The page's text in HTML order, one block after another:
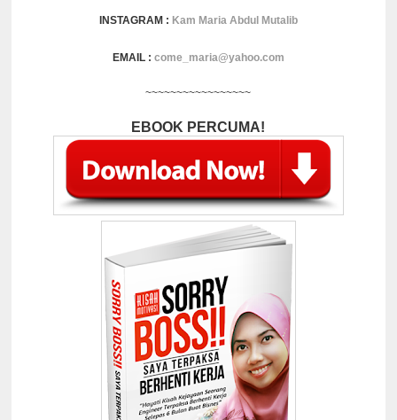
INSTAGRAM : Kam Maria Abdul Mutalib
EMAIL : come_maria@yahoo.com
~~~~~~~~~~~~~~~~~
EBOOK PERCUMA!